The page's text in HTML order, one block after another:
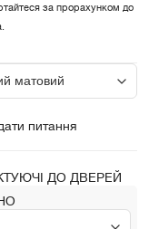
за прорахунком до
питання
ДО ДВЕРЕЙ